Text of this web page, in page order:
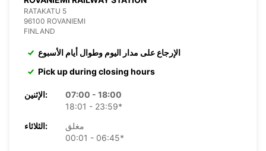
RATAKATU 5
96100 ROVANIEMI
FINLAND
الإرجاع على مدار اليوم وطوال أيام الأسبوع
Pick up during closing hours
الإثنين:
07:00 - 18:00
18:01 - 23:59*
الثلاثاء:
مغلق
00:01 - 06:45*